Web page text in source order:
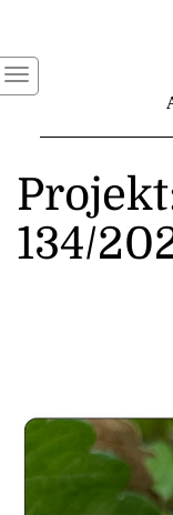
134/